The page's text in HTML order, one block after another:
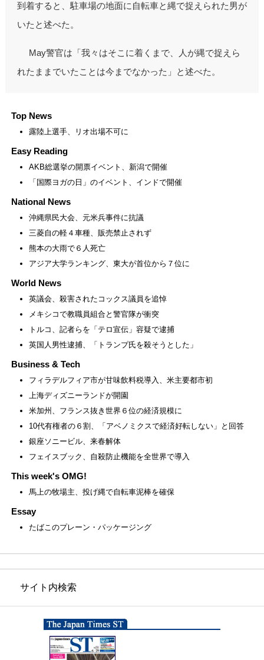
到着すると、駐車場の地面に自転車と縄で捉えられた男が
いたと述べた。
May警官は「我々はそこに着くまで、人が縄で捉えら
れたままでいたことは今までなかった」と述べた。
Top News
露陸上選手、リオ出場不可に
Easy Reading
AKB総選挙の開票イベント、新潟で開催
「国際ヨガの日」のイベント、インドで開催
National News
沖縄県民大会、元米兵事件に抗議
三菱自の軽４車種、販売禁止されず
熊本の大雨で６人死亡
アジア大学ランキング、東大が首位から７位に
World News
英議会、殺害されたコックス議員を追悼
メキシコで教職員組合と警官隊が衝突
トルコ、記者らを「テロ宣伝」容疑で逮捕
英国人男性逮捕、「トランプ氏を殺そうとした」
Business & Tech
フィラデルフィア市が甘味飲料税導入、米主要都市初
上海ディズニーランドが開園
米加州、フランス抜き世界６位の経済規模に
10代有権者の６割、「アベノミクスで経済好転しない」と回答
銀座ソニービル、来春解体
フェイスブック、自殺防止機能を全世界で導入
This week's OMG!
馬上の牧場主、投げ縄で自転車泥棒を確保
Essay
たばこのプレーン・パッケージング
サイト内検索